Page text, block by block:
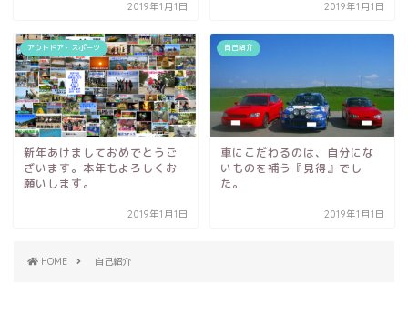
2019年1月1日 2019年1月1日
アウトドア・スポーツ
新年あけましておめでとうご
ざいます。本年もよろしくお
願いします。
2019年1月1日
自己紹介
車にこだわるのは、自分にな
いものを補う『見得』でし
た。
2019年1月1日
HOME 自己紹介